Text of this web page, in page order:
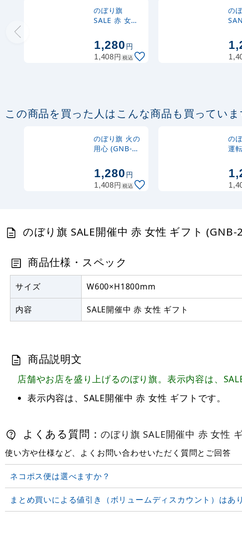
のぼり旗
SALE 赤 女性
1,280円
1,408円 税込
の
この商品を買った人はこんな商品も買っていま
のぼり旗 火の
用心 (GNB-
1,280円
1,408円 税込
の
運
のぼり旗 SALE開催中 赤 女性 ギフト
商品仕様・スペック
サイズ W600×H1800mm
内容 SALE開催中 赤 女性 ギフト
商品説明文
店舗やお店を盛り上げるのぼり旗。表示内容は、
表示内容は、SALE開催中 赤 女性 ギフトです。
よくある質問：のぼり旗 SALE開催中 赤 女性
使い方や仕様など、よくお問い合わせいただく質問とご回答
ネコポス便は選べますか？
まとめ買いによる値引き（ボリュームディスカウント）はあ